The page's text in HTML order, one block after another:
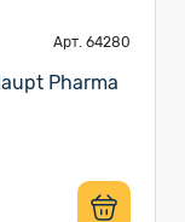
Арт. 64280
Pharma